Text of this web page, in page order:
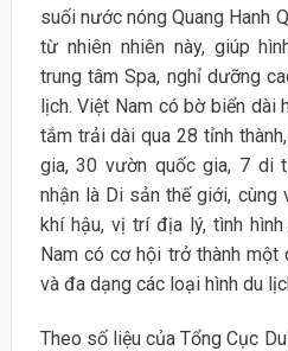
suối nước nóng Quang Hanh
từ nhiên nhiên này, giúp
trung tâm Spa, nghỉ dưỡng
lịch. Việt Nam có bờ biển dài
tắm trải dài qua 28 tỉnh
gia, 30 vườn quốc gia, 7 di
nhận là Di sản thế giới, cùng
khí hậu, vị trí địa lý, tình
Nam có cơ hội trở thành một
và đa dạng các loại hình du
Theo số liệu của Tổng Cục